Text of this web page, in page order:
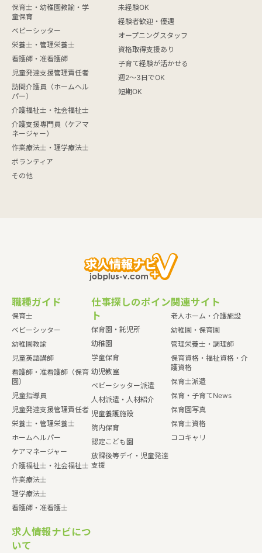
保育士・幼稚園教諭・学
童保育
ベビーシッター
栄養士・管理栄養士
看護師・准看護師
児童発達支援管理責任者
訪問介護員（ホームヘル
パー）
介護福祉士・社会福祉士
介護支援専門員（ケアマ
ネージャー）
作業療法士・理学療法士
ボランティア
その他
未経験OK
経験者歓迎・優遇
オープニングスタッフ
資格取得支援あり
子育て経験が活かせる
週2～3日でOK
短期OK
職種ガイド
保育士
ベビーシッター
幼稚園教諭
児童英語講師
看護師・准看護師（保育
園）
児童指導員
児童発達支援管理責任者
栄養士・管理栄養士
ホームヘルパー
ケアマネージャー
介護福祉士・社会福祉士
作業療法士
理学療法士
看護師・准看護士
仕事探しのポイン
ト
保育園・託児所
幼稚園
学童保育
幼児教室
ベビーシッター派遣
人材派遣・人材紹介
児童養護施設
院内保育
認定こども園
放課後等デイ・児童発達
支援
関連サイト
老人ホーム・介護施設
幼稚園・保育園
管理栄養士・調理師
保育資格・福祉資格・介
護資格
保育士派遣
保育・子育てNews
保育園写真
保育士資格
ココキャリ
求人情報ナビにつ
いて